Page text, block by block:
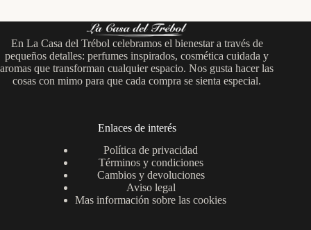
En La Casa del Trébol celebramos el bienestar a través de
pequeños detalles: perfumes inspirados, cosmética cuidada y
aromas que transforman cualquier espacio. Nos gusta hacer las
cosas con mimo para que cada compra se sienta especial.
Enlaces de interés
Política de privacidad
Términos y condiciones
Cambios y devoluciones
Aviso legal
Mas información sobre las cookies